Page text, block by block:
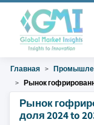
Главная
Рынок
Рынок
доля 2024 to